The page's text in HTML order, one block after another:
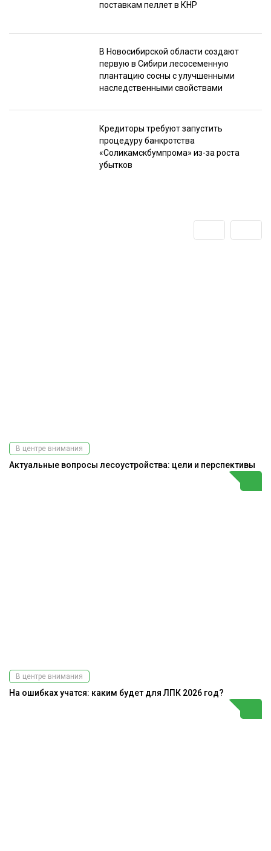
поставкам пеллет в КНР
В Новосибирской области создают
первую в Сибири лесосеменную
плантацию сосны с улучшенными
наследственными свойствами
Кредиторы требуют запустить
процедуру банкротства
«Соликамскбумпрома» из-за роста
убытков
В центре внимания
Актуальные вопросы лесоустройства: цели и перспективы
В центре внимания
На ошибках учатся: каким будет для ЛПК 2026 год?